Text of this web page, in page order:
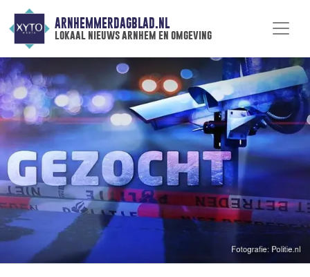
ARNHEMMERDAGBLAD.NL
lokaal nieuws arnhem en omgeving